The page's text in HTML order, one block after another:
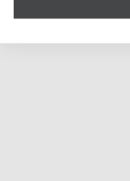
Sluitringen DIN125A,